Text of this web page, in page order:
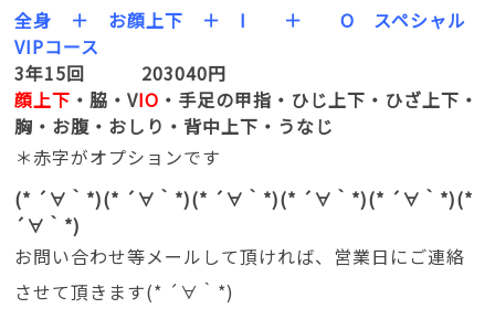
全身 ＋ お顔上下 ＋ I ＋ O スペシャル
VIPコース
3年15回 203040円
顔上下 ・脇・VIO ・手足の甲指・ひじ上下・ひざ上下・
胸・お腹・おしり・背中上下・うなじ
＊赤字がオプションです
(* ´∀｀*)(* ´∀｀*)(* ´∀｀*)(* ´∀｀*)(* ´∀｀*)(*
´∀｀*)
お問い合わせ等メールして頂ければ、営業日にご連絡
させて頂きます(* ´∀｀*)